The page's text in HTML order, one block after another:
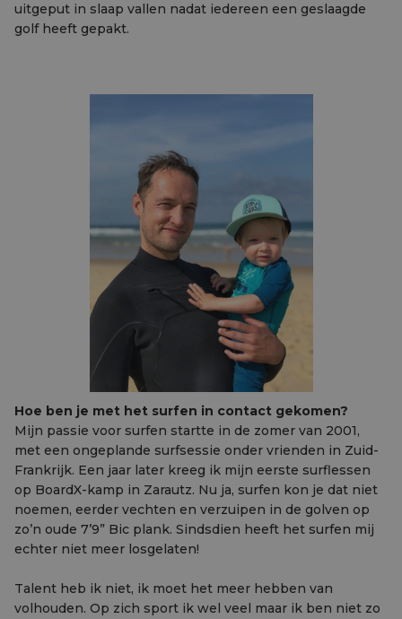
uitgeput in slaap vallen nadat iedereen een geslaagde
golf heeft gepakt.
Hoe ben je met het surfen in contact gekomen?
Mijn passie voor surfen startte in de zomer van 2001,
met een ongeplande surfsessie onder vrienden in Zuid-
Frankrijk. Een jaar later kreeg ik mijn eerste surflessen
op BoardX-kamp in Zarautz. Nu ja, surfen kon je dat niet
noemen, eerder vechten en verzuipen in de golven op
zo’n oude 7’9” Bic plank. Sindsdien heeft het surfen mij
echter niet meer losgelaten!
Talent heb ik niet, ik moet het meer hebben van
volhouden. Op zich sport ik wel veel maar ik ben niet zo